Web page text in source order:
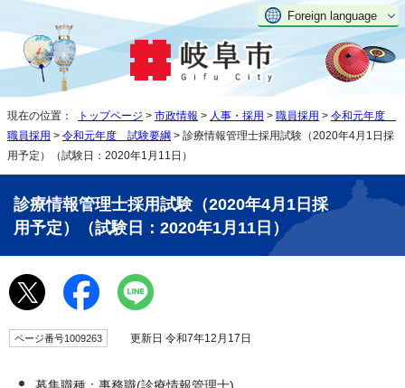
Foreign language
現在の位置： トップページ > 市政情報 > 人事・採用 > 職員採用 > 令和元年度
職員採用 > 令和元年度 試験要綱 > 診療情報管理士採用試験（2020年4月1日採
用予定）（試験日：2020年1月11日）
診療情報管理士採用試験（2020年4月1日採
用予定）（試験日：2020年1月11日）
ページ番号1009263 更新日 令和7年12月17日